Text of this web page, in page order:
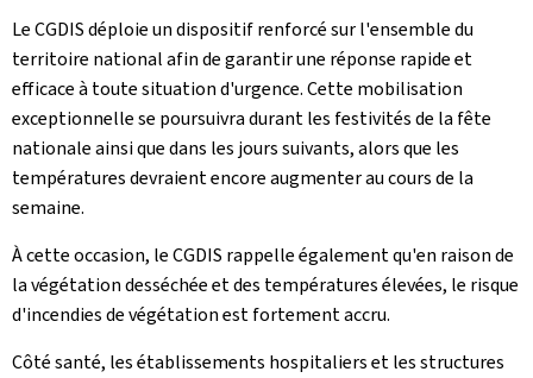
Le CGDIS déploie un dispositif renforcé sur l'ensemble du
territoire national afin de garantir une réponse rapide et
efficace à toute situation d'urgence. Cette mobilisation
exceptionnelle se poursuivra durant les festivités de la fête
nationale ainsi que dans les jours suivants, alors que les
températures devraient encore augmenter au cours de la
semaine.
À cette occasion, le CGDIS rappelle également qu'en raison de
la végétation desséchée et des températures élevées, le risque
d'incendies de végétation est fortement accru.
Côté santé, les établissements hospitaliers et les structures